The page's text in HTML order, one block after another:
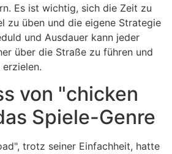
Es ist wichtig, sich die Zeit zu
zu üben und die eigene Strategie
und Ausdauer kann jeder
über die Straße zu führen und
von "chicken
Spiele-Genre
trotz seiner Einfachheit, hatte